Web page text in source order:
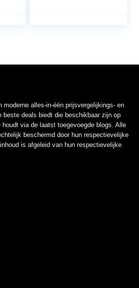
moderne alles-in-één prijsvergelijkings- en
beste deals biedt die beschikbaar zijn op
via de laatst toegevoegde blogs. Alle
beschermd door hun respectievelijke
is afgeleid van hun respectievelijke